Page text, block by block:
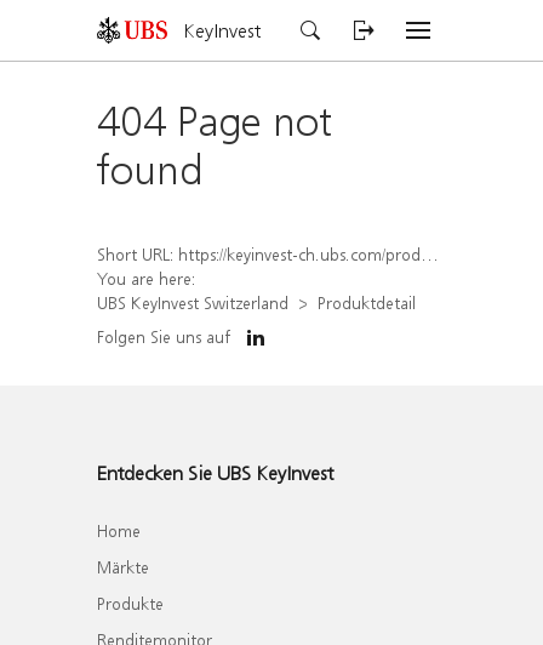
KeyInvest
404 Page not
found
Short URL: https://keyinvest-ch.ubs.com/produkt/detail/index/isin/CH1554889449
You are here:
UBS KeyInvest Switzerland
Produktdetail
Folgen Sie uns auf
Entdecken Sie UBS KeyInvest
Home
Märkte
Produkte
Renditemonitor